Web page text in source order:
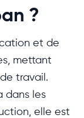
?
et de
mettant
travail.
dans les
elle est